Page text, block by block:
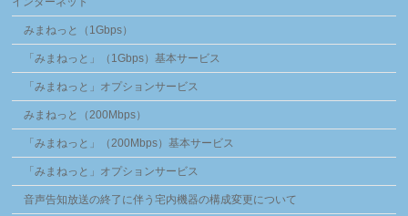
みまねっと（1Gbps）
「みまねっと」（1Gbps）基本サービス
「みまねっと」オプションサービス
みまねっと（200Mbps）
「みまねっと」（200Mbps）基本サービス
「みまねっと」オプションサービス
音声告知放送の終了に伴う宅内機器の構成変更について